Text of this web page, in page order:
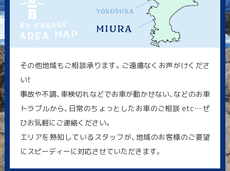
その他地域もご相談承ります。ご遠慮なくお声がけくださ
い！
事故や不調、車検切れなどでお車が動かせない、などのお車
トラブルから、日常のちょっとしたお車のご相談 etc… ぜ
ひお気軽にご連絡ください。
エリアを熟知しているスタッフが、地域のお客様のご要望
にスピーディーに対応させていただきます。